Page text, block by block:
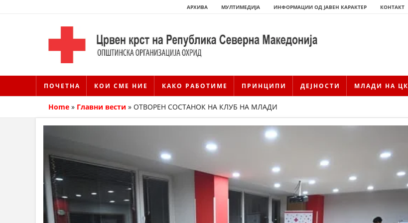
АРХИВА МУЛТИМЕДИЈА ИНФОРМАЦИИ ОД ЈАВЕН КАРАКТЕР КОНТАКТ
ПОЧЕТНА КОИ СМЕ НИЕ КАКО РАБОТИМЕ ПРИНЦИПИ ДЕЈНОСТИ МЛАДИ НА ЦК
ИСТОРИЈАТ НА ЦКРМ
Home » Главни вести » ОТВОРЕН СОСТАНОК НА КЛУБ НА МЛАДИ